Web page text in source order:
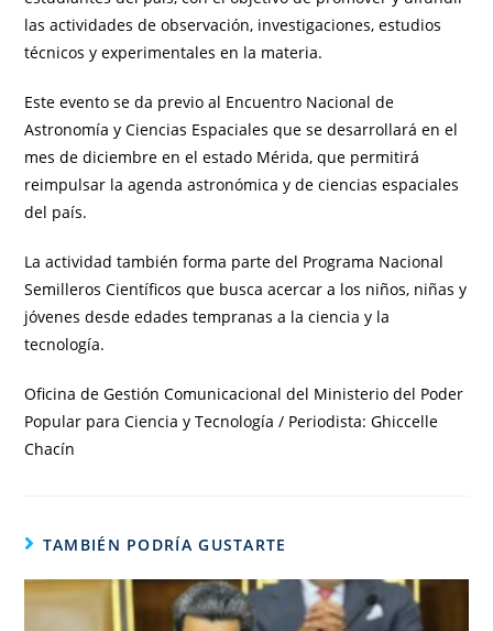
las actividades de observación, investigaciones, estudios
técnicos y experimentales en la materia.
Este evento se da previo al Encuentro Nacional de
Astronomía y Ciencias Espaciales que se desarrollará en el
mes de diciembre en el estado Mérida, que permitirá
reimpulsar la agenda astronómica y de ciencias espaciales
del país.
La actividad también forma parte del Programa Nacional
Semilleros Científicos que busca acercar a los niños, niñas y
jóvenes desde edades tempranas a la ciencia y la
tecnología.
Oficina de Gestión Comunicacional del Ministerio del Poder
Popular para Ciencia y Tecnología / Periodista: Ghiccelle
Chacín
TAMBIÉN PODRÍA GUSTARTE